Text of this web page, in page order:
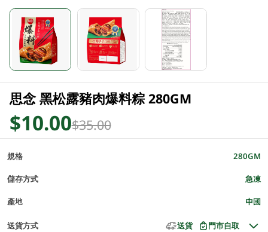
思念 黑松露豬肉爆料粽 280GM
$10.00$35.00
規格 280GM
儲存方式 急凍
產地 中國
送貨方式 送貨 門市自取